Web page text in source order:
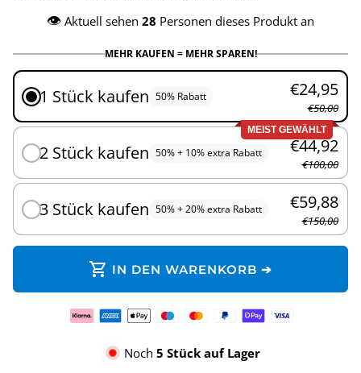
👁️ Aktuell sehen 28 Personen dieses Produkt an
MEHR KAUFEN = MEHR SPAREN!
1 Stück kaufen 50% Rabatt €24,95
€50,00
MEIST GEWÄHLT
2 Stück kaufen 50% + 10% extra Rabatt €44,92
€100,00
3 Stück kaufen 50% + 20% extra Rabatt €59,88
€150,00
shopping_cart IN DEN WARENKORB ➔
Zahlungsmethoden
Noch 5 Stück auf Lager